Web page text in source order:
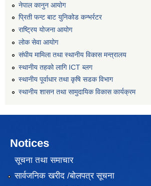
नेपाल कानुन आयोग
प्रिती फन्ट बाट युनिकोड कन्भर्रटर
राष्ट्रिय योजना आयोग
लोक सेवा आयोग
संघीय मामिला तथा स्थानीय विकास मन्त्रालय
स्थानीय तहको लागि ICT ब्लग
स्थानीय पूर्वाधार तथा कृषि सडक विभाग
स्थानीय शासन तथा सामुदायिक विकास कार्यक्रम
Notices
सूचना तथा समाचार
सार्वजनिक खरीद /बोलपत्र सूचना